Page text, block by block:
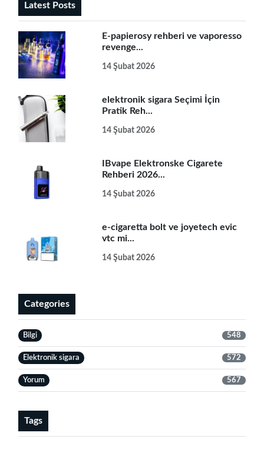
Latest Posts
E-papierosy rehberi ve vaporesso
revenge...
14 Şubat 2026
elektronik sigara Seçimi İçin
Pratik Reh...
14 Şubat 2026
IBvape Elektronske Cigarete
Rehberi 2026...
14 Şubat 2026
e-cigaretta bolt ve joyetech evic
vtc mi...
14 Şubat 2026
Categories
Bilgi 548
Elektronik sigara 572
Yorum 567
Tags